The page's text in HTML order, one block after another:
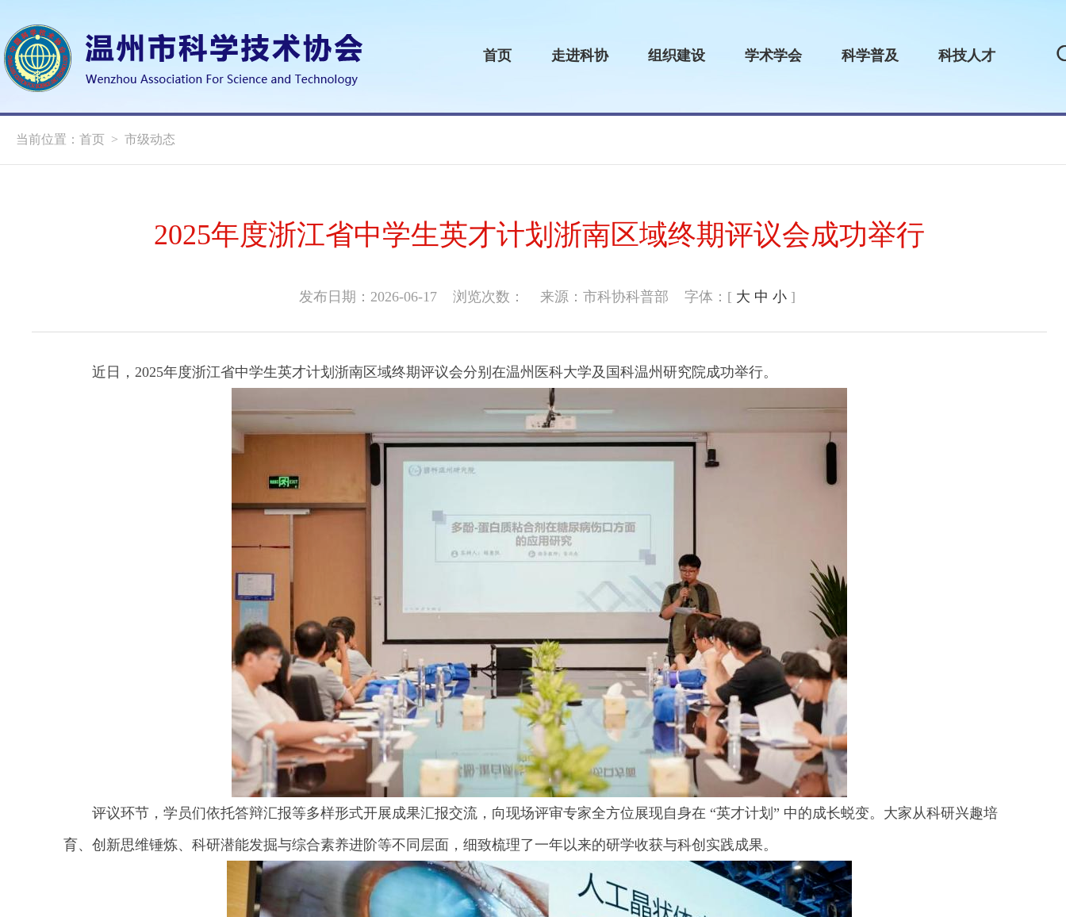
首页 走进科协 组织建设 学术学会 科学普及 科技人才
当前位置： 首页 > 市级动态
2025年度浙江省中学生英才计划浙南区域终期评议会成功举行
发布日期：2026-06-17 浏览次数： 来源：市科协科普部 字体：[ 大 中 小 ]
近日，2025年度浙江省中学生英才计划浙南区域终期评议会分别在温州医科大学及国科温州研究院成功举行。
评议环节，学员们依托答辩汇报等多样形式开展成果汇报交流，向现场评审专家全方位展现自身在 “英才计划” 中的成长蜕变。大家从科研兴趣培
育、创新思维锤炼、科研潜能发掘与综合素养进阶等不同层面，细致梳理了一年以来的研学收获与科创实践成果。